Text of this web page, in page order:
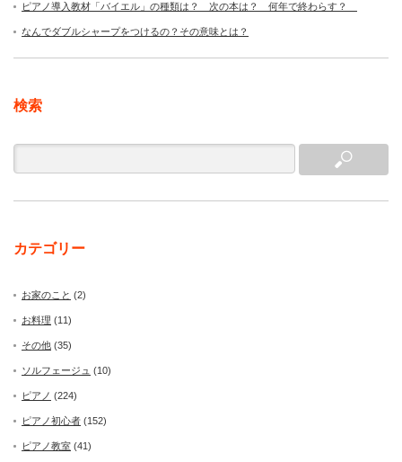
ピアノ導入教材「バイエル」の種類は？ 次の本は？ 何年で終わらす？
なんでダブルシャープをつけるの？その意味とは？
検索
カテゴリー
お家のこと (2)
お料理 (11)
その他 (35)
ソルフェージュ (10)
ピアノ (224)
ピアノ初心者 (152)
ピアノ教室 (41)